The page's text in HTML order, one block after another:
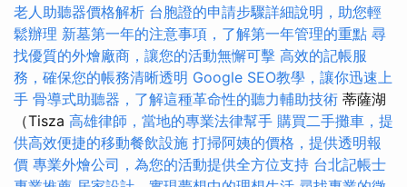
老人助聽器價格解析 台胞證的申請步驟詳細說明，助您輕
鬆辦理 新墓第一年的注意事項，了解第一年管理的重點 尋
找優質的外燴廠商，讓您的活動無懈可擊 高效的記帳服
務，確保您的帳務清晰透明 Google SEO教學，讓你迅速上
手 骨導式助聽器，了解這種革命性的聽力輔助技術 蒂薩湖
（Tisza 高雄律師，當地的專業法律幫手 購買二手攤車，提
供高效便捷的移動餐飲設施 打掃阿姨的價格，提供透明報
價 專業外燴公司，為您的活動提供全方位支持 台北記帳士